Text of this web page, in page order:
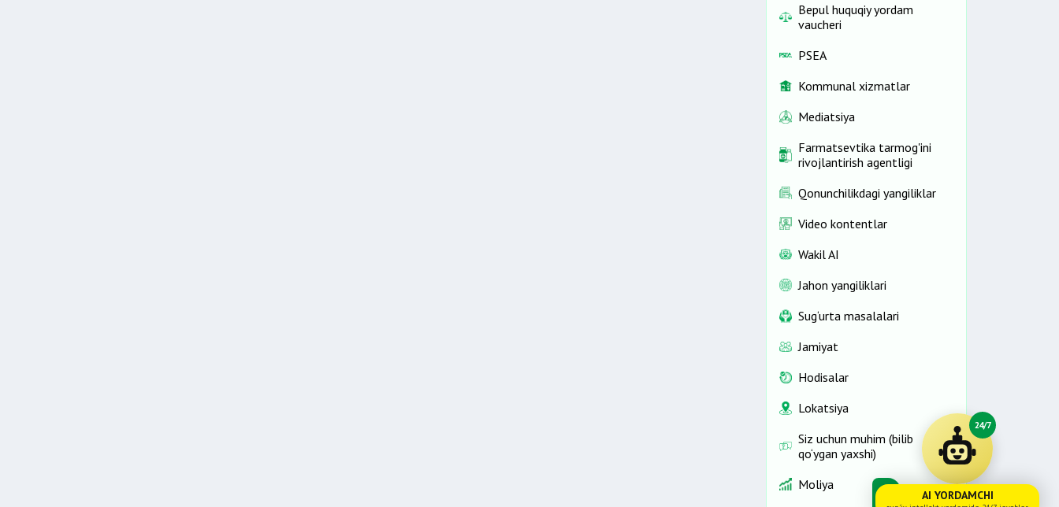
Bepul huquqiy yordam
vaucheri
PSEA
Kommunal xizmatlar
Mediatsiya
Farmatsevtika tarmog'ini
rivojlantirish agentligi
Qonunchilikdagi yangiliklar
Video kontentlar
Wakil AI
Jahon yangiliklari
Sug‘urta masalalari
Jamiyat
Hodisalar
Lokatsiya
Siz uchun muhim (bilib
qo‘ygan yaxshi)
Moliya
24/7
AI YORDAMCHI